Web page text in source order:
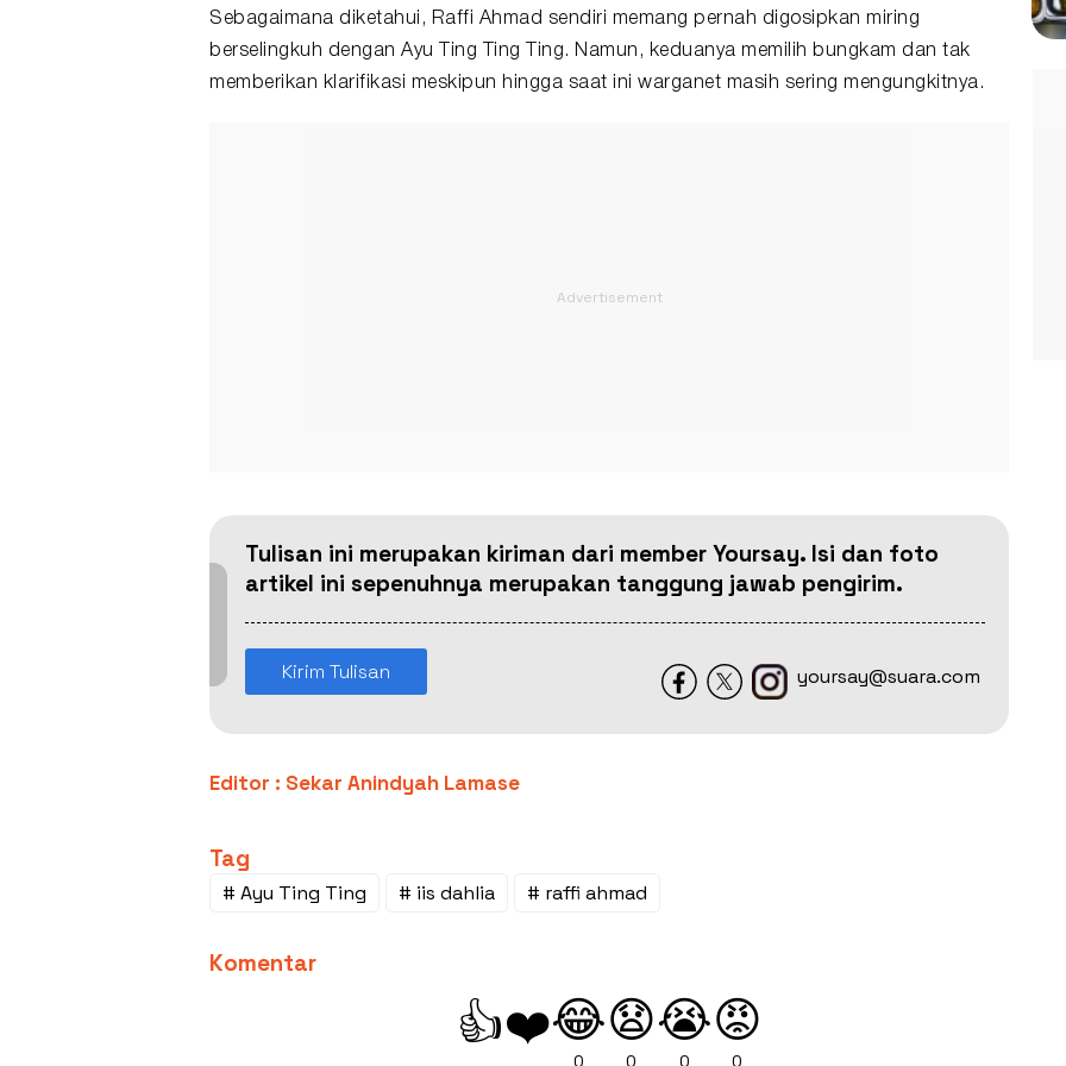
Sebagaimana diketahui, Raffi Ahmad sendiri memang pernah digosipkan miring
berselingkuh dengan Ayu Ting Ting Ting. Namun, keduanya memilih bungkam dan tak
memberikan klarifikasi meskipun hingga saat ini warganet masih sering mengungkitnya.
Tulisan ini merupakan kiriman dari member Yoursay. Isi dan foto
artikel ini sepenuhnya merupakan tanggung jawab pengirim.
Kirim Tulisan yoursay@suara.com
Editor : Sekar Anindyah Lamase
Tag
# Ayu Ting Ting # iis dahlia # raffi ahmad
Komentar
👍❤️😂
0
😧
0
😭
0
😡
0